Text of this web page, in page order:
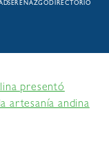
SERENAZGODIRECTORIO
presentó
artesanía andina